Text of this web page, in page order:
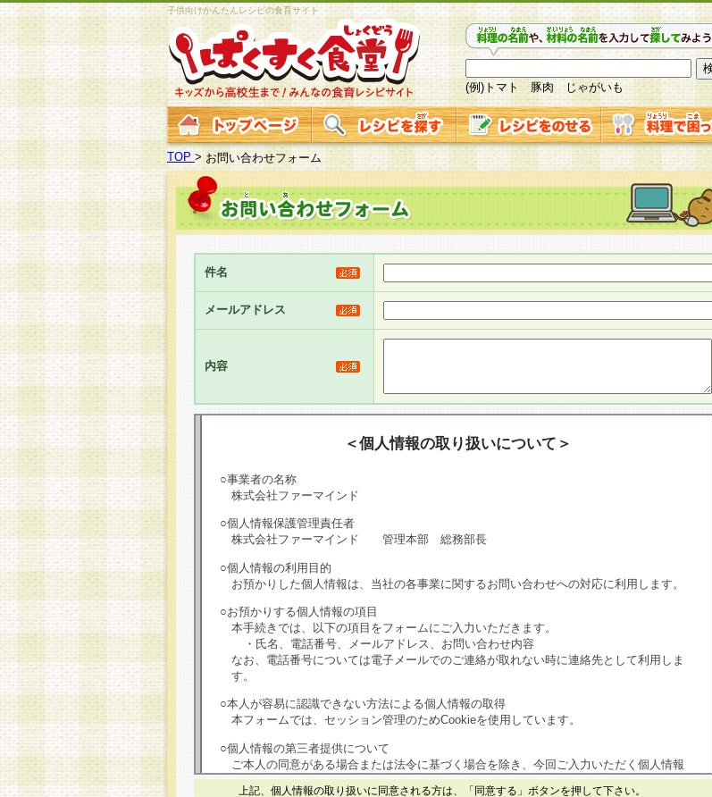
子供向けかんたんレシピの食育サイト
(例)トマト 豚肉 じゃがいも
TOP >お問い合わせフォーム
件名
メールアドレス
内容
＜個人情報の取り扱いについて＞
○事業者の名称
株式会社ファーマインド
○個人情報保護管理責任者
株式会社ファーマインド 管理本部 総務部長
○個人情報の利用目的
お預かりした個人情報は、当社の各事業に関するお問い合わせへの対応に利用します。
○お預かりする個人情報の項目
本手続きでは、以下の項目をフォームにご入力いただきます。
・氏名、電話番号、メールアドレス、お問い合わせ内容
なお、電話番号については電子メールでのご連絡が取れない時に連絡先として利用しま
す。
○本人が容易に認識できない方法による個人情報の取得
本フォームでは、セッション管理のためCookieを使用しています。
○個人情報の第三者提供について
ご本人の同意がある場合または法令に基づく場合を除き、今回ご入力いただく個人情報
は第三者に提供しません。
上記、個人情報の取り扱いに同意される方は、「同意する」ボタンを押して下さい。